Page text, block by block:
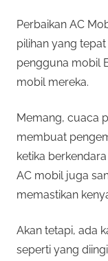
Perbaikan AC
pilihan yang
pengguna mobil
mobil mereka.
Memang, cuaca
membuat
ketika
AC mobil juga
memastikan
Akan tetapi, ada
seperti yang